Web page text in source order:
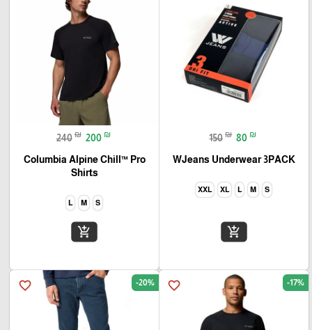
150 ₪ 80 ₪
WJeans Underwear 3PACK
S
M
L
XL
XXL
add_shopping_cart
240 ₪ 200 ₪
Columbia Alpine Chill™ Pro
Shirts
S
M
L
add_shopping_cart
favorite_border -17%
favorite_border -20%